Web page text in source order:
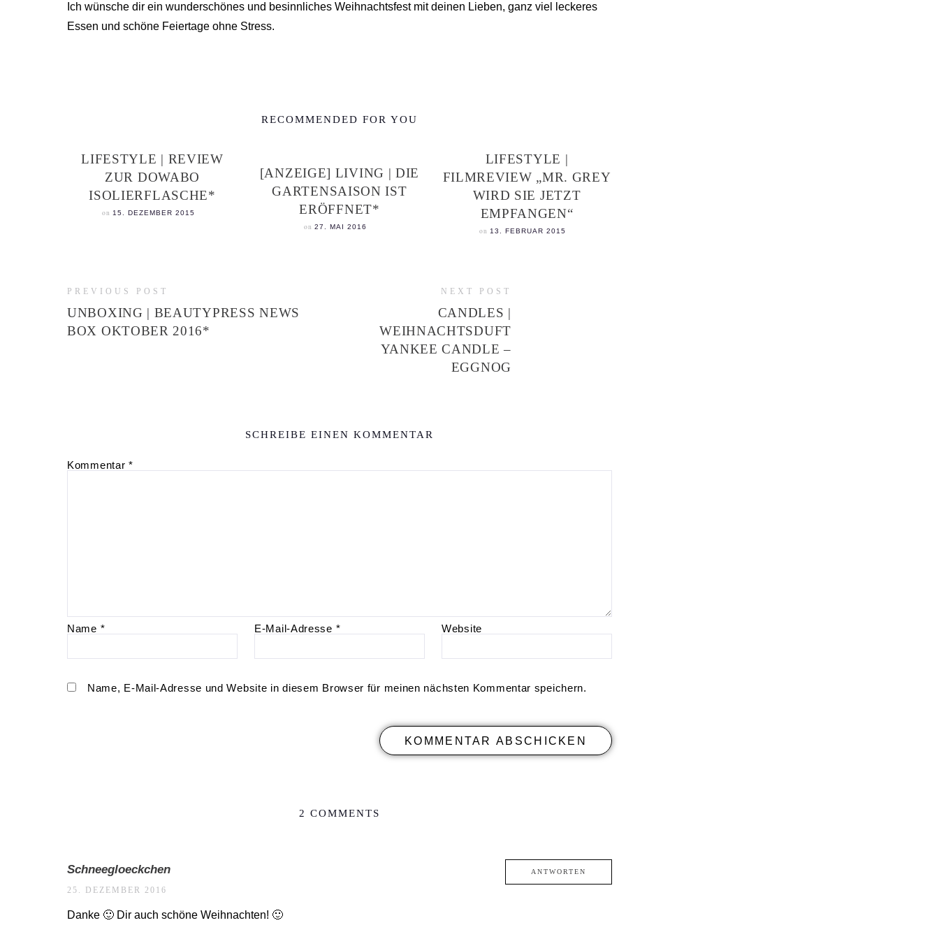
Ich wünsche dir ein wunderschönes und besinnliches Weihnachtsfest mit deinen Lieben, ganz viel leckeres
Essen und schöne Feiertage ohne Stress.
RECOMMENDED FOR YOU
LIFESTYLE | REVIEW
ZUR DOWABO
ISOLIERFLASCHE*
on 15. DEZEMBER 2015
[ANZEIGE] LIVING | DIE
GARTENSAISON IST
ERÖFFNET*
on 27. MAI 2016
LIFESTYLE |
FILMREVIEW „MR. GREY
WIRD SIE JETZT
EMPFANGEN“
on 13. FEBRUAR 2015
PREVIOUS POST
UNBOXING | BEAUTYPRESS NEWS
BOX OKTOBER 2016*
NEXT POST
CANDLES |
WEIHNACHTSDUFT
YANKEE CANDLE –
EGGNOG
SCHREIBE EINEN KOMMENTAR
Kommentar *
Name * E-Mail-Adresse * Website
Name, E-Mail-Adresse und Website in diesem Browser für meinen nächsten Kommentar speichern.
2 COMMENTS
Schneegloeckchen
25. DEZEMBER 2016
Danke 🙂 Dir auch schöne Weihnachten! 🙂
ANTWORTEN